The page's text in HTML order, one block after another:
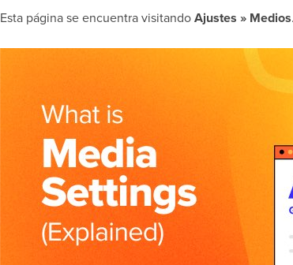
Esta página se encuentra visitandoAjustes » Medios.